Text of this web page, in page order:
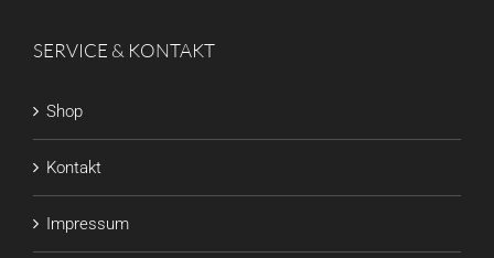
SERVICE & KONTAKT
Shop
Kontakt
Impressum